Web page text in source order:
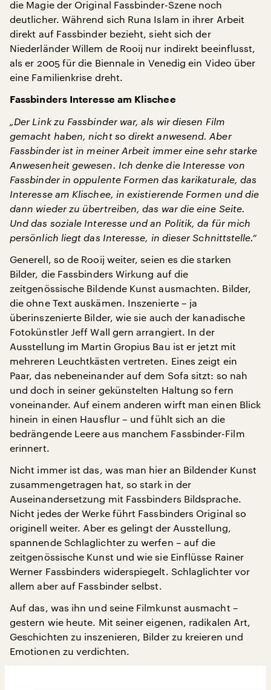
die Magie der Original Fassbinder-Szene noch
deutlicher. Während sich Runa Islam in ihrer Arbeit
direkt auf Fassbinder bezieht, sieht sich der
Niederländer Willem de Rooij nur indirekt beeinflusst,
als er 2005 für die Biennale in Venedig ein Video über
eine Familienkrise dreht.
Fassbinders Interesse am Klischee
„Der Link zu Fassbinder war, als wir diesen Film
gemacht haben, nicht so direkt anwesend. Aber
Fassbinder ist in meiner Arbeit immer eine sehr starke
Anwesenheit gewesen. Ich denke die Interesse von
Fassbinder in oppulente Formen das karikaturale, das
Interesse am Klischee, in existierende Formen und die
dann wieder zu übertreiben, das war die eine Seite.
Und das soziale Interesse und an Politik, da für mich
persönlich liegt das Interesse, in dieser Schnittstelle.“
Generell, so de Rooij weiter, seien es die starken
Bilder, die Fassbinders Wirkung auf die
zeitgenössische Bildende Kunst ausmachten. Bilder,
die ohne Text auskämen. Inszenierte – ja
überinszenierte Bilder, wie sie auch der kanadische
Fotokünstler Jeff Wall gern arrangiert. In der
Ausstellung im Martin Gropius Bau ist er jetzt mit
mehreren Leuchtkästen vertreten. Eines zeigt ein
Paar, das nebeneinander auf dem Sofa sitzt: so nah
und doch in seiner gekünstelten Haltung so fern
voneinander. Auf einem anderen wirft man einen Blick
hinein in einen Hausflur – und fühlt sich an die
bedrängende Leere aus manchem Fassbinder-Film
erinnert.
Nicht immer ist das, was man hier an Bildender Kunst
zusammengetragen hat, so stark in der
Auseinandersetzung mit Fassbinders Bildsprache.
Nicht jedes der Werke führt Fassbinders Original so
originell weiter. Aber es gelingt der Ausstellung,
spannende Schlaglichter zu werfen – auf die
zeitgenössische Kunst und wie sie Einflüsse Rainer
Werner Fassbinders widerspiegelt. Schlaglichter vor
allem aber auf Fassbinder selbst.
Auf das, was ihn und seine Filmkunst ausmacht –
gestern wie heute. Mit seiner eigenen, radikalen Art,
Geschichten zu inszenieren, Bilder zu kreieren und
Emotionen zu verdichten.